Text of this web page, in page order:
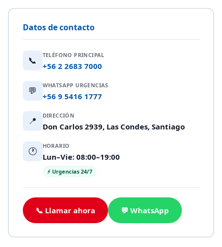
Datos de contacto
📞 TELÉFONO PRINCIPAL
+56 2 2683 7000
💬 WHATSAPP URGENCIAS
+56 9 5416 1777
📍 DIRECCIÓN
Don Carlos 2939, Las Condes, Santiago
🕐 HORARIO
Lun–Vie: 08:00–19:00
⚡ Urgencias 24/7
📞 Llamar ahora 💬 WhatsApp